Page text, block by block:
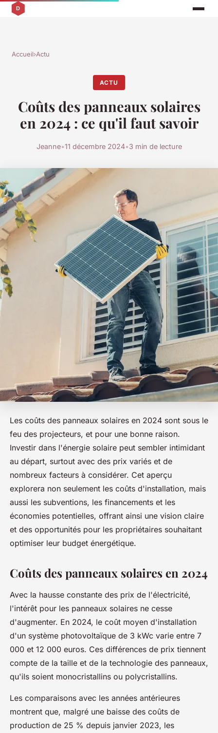
Accueil›Actu
ACTU
Coûts des panneaux solaires
en 2024 : ce qu'il faut savoir
Jeanne•11 décembre 2024•3 min de lecture
Les coûts des panneaux solaires en 2024 sont sous le
feu des projecteurs, et pour une bonne raison.
Investir dans l'énergie solaire peut sembler intimidant
au départ, surtout avec des prix variés et de
nombreux facteurs à considérer. Cet aperçu
explorera non seulement les coûts d'installation, mais
aussi les subventions, les financements et les
économies potentielles, offrant ainsi une vision claire
et des opportunités pour les propriétaires souhaitant
optimiser leur budget énergétique.
Coûts des panneaux solaires en 2024
Avec la hausse constante des prix de l'électricité,
l'intérêt pour les panneaux solaires ne cesse
d'augmenter. En 2024, le coût moyen d'installation
d'un système photovoltaïque de 3 kWc varie entre 7
000 et 12 000 euros. Ces différences de prix tiennent
compte de la taille et de la technologie des panneaux,
qu'ils soient monocristallins ou polycristallins.
Les comparaisons avec les années antérieures
montrent que, malgré une baisse des coûts de
production de 25 % depuis janvier 2023, les